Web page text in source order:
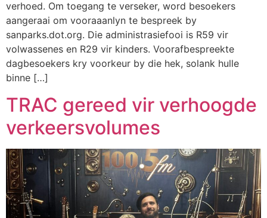
verhoed. Om toegang te verseker, word besoekers
aangeraai om vooraaanlyn te bespreek by
sanparks.dot.org. Die administrasiefooi is R59 vir
volwassenes en R29 vir kinders. Voorafbespreekte
dagbesoekers kry voorkeur by die hek, solank hulle
binne […]
TRAC gereed vir verhoogde
verkeersvolumes